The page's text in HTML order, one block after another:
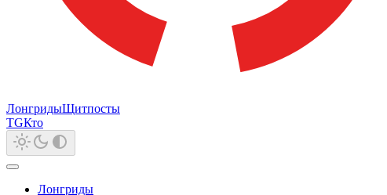
ЛонгридыЩитпосты
TGКто
Лонгриды